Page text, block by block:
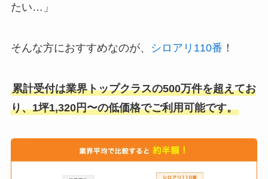
たい…」
そんな方におすすめなのが、 シロアリ110番 ！
累計受付は業界トップクラスの500万件を超えてお
り、1坪1,320円〜の低価格でご利用可能です。